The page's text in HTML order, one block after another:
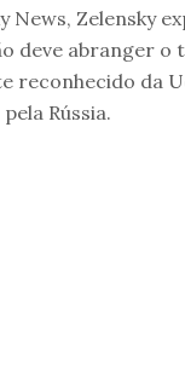
News, Zelensky
deve abranger
reconhecido da
Rússia.